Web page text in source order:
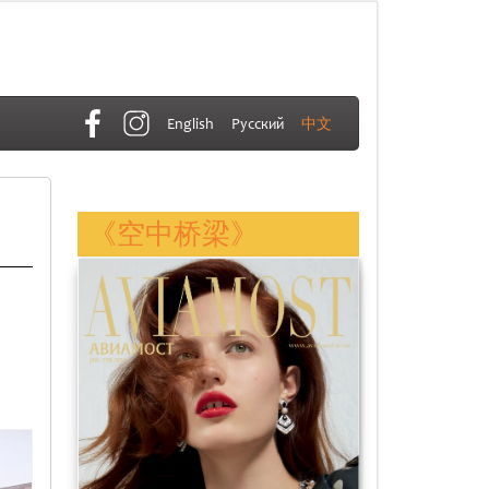
English Русский 中文
《空中桥梁》